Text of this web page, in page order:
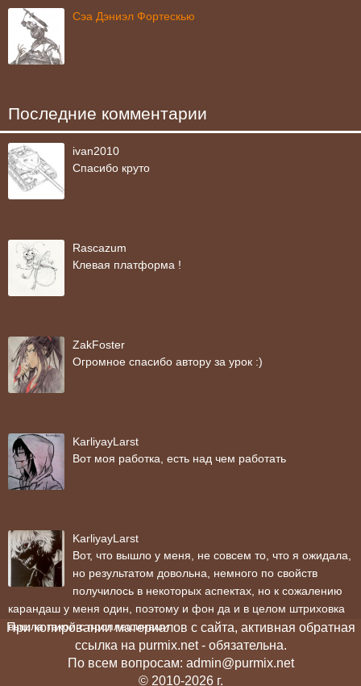
Сэа Дэниэл Фортескью
Последние комментарии
ivan2010
Спасибо круто
Rascazum
Клевая платформа !
ZakFoster
Огромное спасибо автору за урок :)
KarliyayLarst
Вот моя работка, есть над чем работать
KarliyayLarst
Вот, что вышло у меня, не совсем то, что я ожидала,
но результатом довольна, немного по свойств
получилось в некоторых аспектах, но к сожалению
карандаш у меня один, поэтому и фон да и в целом штриховка
вышла такой с проплешинами
При копировании материалов с сайта, активная обратная
ссылка на purmix.net - обязательна.
По всем вопросам: admin@purmix.net
© 2010-2026 г.